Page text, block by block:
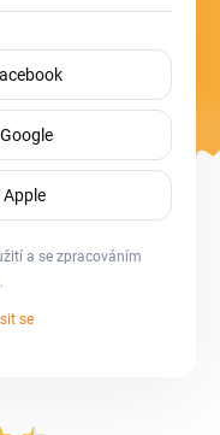
a se zpracováním
.
se